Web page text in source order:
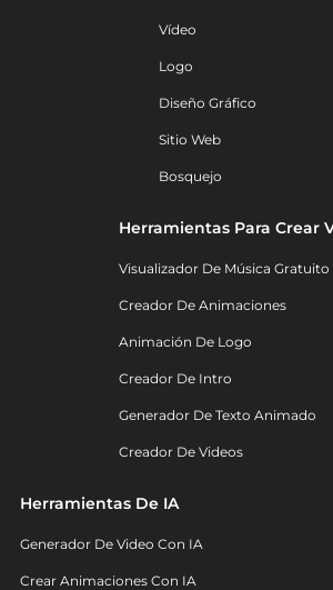
Vídeo
Logo
Diseño Gráfico
Sitio Web
Bosquejo
Herramientas Para Crear
Visualizador De Música Gratuito
Creador De Animaciones
Animación De Logo
Creador De Intro
Generador De Texto Animado
Creador De Videos
Herramientas De IA
Generador De Video Con IA
Crear Animaciones Con IA